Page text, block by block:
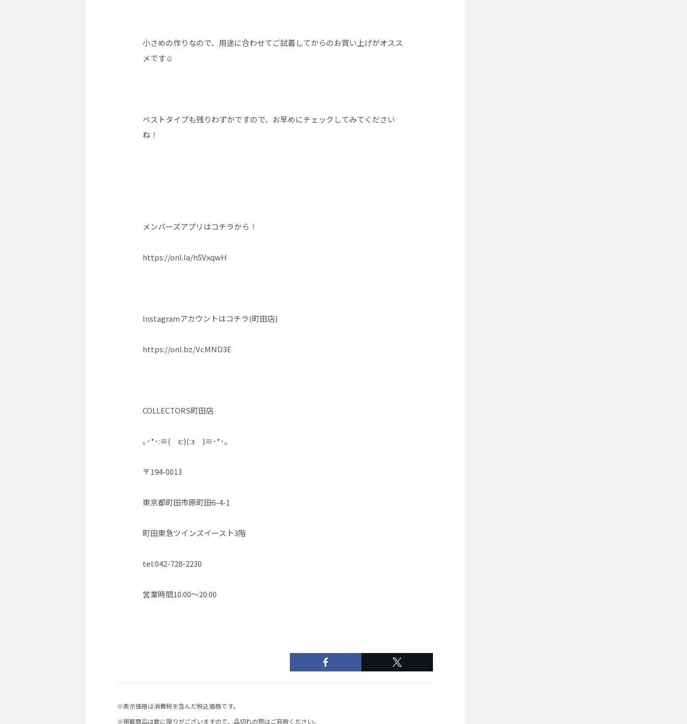
小さめの作りなので、用途に合わせてご試着してからのお買い上げがオスス
メです☺︎
ベストタイプも残りわずかですので、お早めにチェックしてみてください
ね！
メンバーズアプリはコチラから！
https://onl.la/h5VxqwH
Instagramアカウントはコチラ(町田店)
https://onl.bz/VcMND3E
COLLECTORS町田店
｡･*･:≡( ε:)(:з )≡･*･｡
〒194-0013
東京都町田市原町田6-4-1
町田東急ツインズイースト3階
tel:042-728-2230
営業時間10:00〜20:00
※表示価格は消費税を含んだ税込価格です。
※掲載商品は数に限りがございますので、品切れの際はご容赦ください。